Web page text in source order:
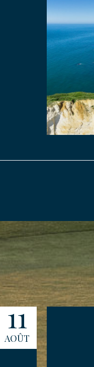
11
AOÛT
GOLF